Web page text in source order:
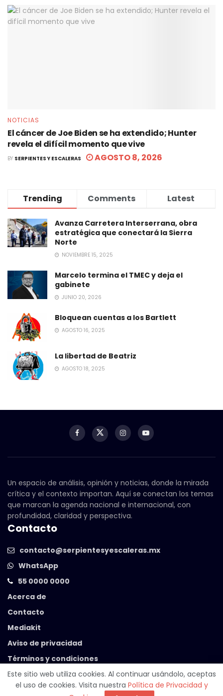
NOTICIAS
El cáncer de Joe Biden se ha extendido; Hunter
revela el difícil momento que vive
BY SERPIENTES Y ESCALERAS AGOSTO 8, 2026
Trending Comments Latest
Avanza Carretera Interserrana, obra
estratégica que conectará la Sierra
Norte
NOVIEMBRE 15, 2025
Marcelo termina el TMEC y deja el
gabinete
JUNIO 20, 2026
Bloquean cuentas a los Bartlett
AGOSTO 16, 2025
La libertad de Beatriz
AGOSTO 18, 2025
Un espacio de análisis, opinión y noticias, donde la mirada
crítica y el contexto importan. Aquí se conectan los temas
que marcan la agenda nacional e internacional, con
profundidad, claridad y perspectiva.
Contacto
contacto@serpientesyescaleras.mx
WhatsApp
55 0000 0000
Acerca de
Contacto
Mediakit
Aviso de privacidad
Términos y condiciones
© 2025 Serpientes y Escaleras. Powered by
Este sitio web utiliza cookies. Al continuar usándolo, aceptas
el uso de cookies. Visita nuestra Política de Privacidad y